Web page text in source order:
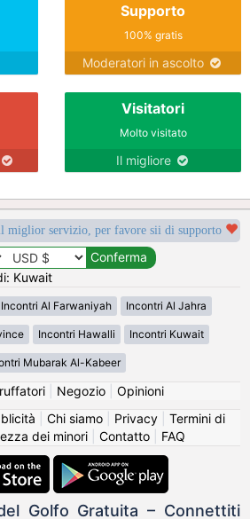
Supporto
100% gratis
Moderatori in ascolto
Visitatori
Molto visitato
Il migliore
miglior servizio, per favore sii di supporto
Kuwait
Incontri Al Farwaniyah Incontri Al Jahra
Incontri Hawalli Incontri Kuwait
Mubarak Al-Kabeer
| Negozio| Opinioni
Chi siamo| Privacy| Termini di
dei minori| Contatto| FAQ
Golfo Gratuita – Connettiti